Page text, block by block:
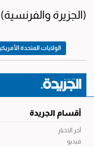
(الجزيرة والفرنسية)
الولايات المتحدة
أقسام الجريدة
آخر الاخبار
فيديو